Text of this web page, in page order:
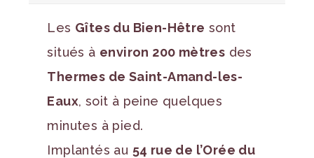
Les Gîtes du Bien-Hêtre sont
situés à environ 200 mètres des
Thermes de Saint-Amand-les-
Eaux, soit à peine quelques
minutes à pied.
Implantés au 54 rue de l’Orée du